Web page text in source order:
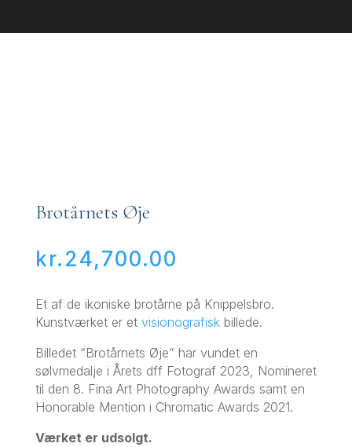
Brotårnets Øje
kr.24,700.00
Et af de ikoniske brotårne på Knippelsbro.
Kunstværket er et visionografiskbillede.
Billedet “Brotårnets Øje” har vundet en
sølvmedalje i Årets dff Fotograf 2023, Nomineret
til den 8. Fina Art Photography Awards samt en
Honorable Mention i Chromatic Awards 2021.
Værket er udsolgt.